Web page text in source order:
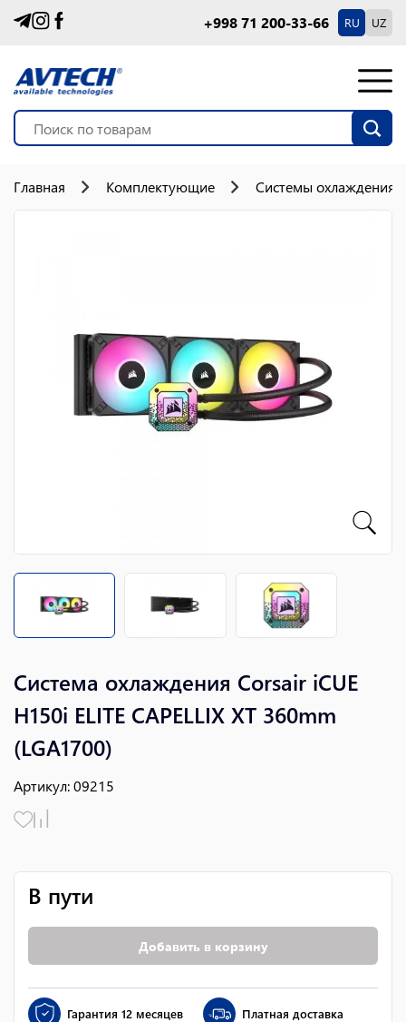
+998 71 200-33-66 RU UZ
Главная Комплектующие Системы охлаждения
Система охлаждения Corsair iCUE
H150i ELITE CAPELLIX XT 360mm
(LGA1700)
Артикул:09215
В пути
Добавить в корзину
Гарантия 12 месяцев Платная доставка